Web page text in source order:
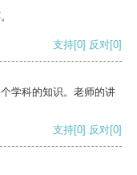
支持[0] 反对[0]
学科的知识。老师的讲
支持[0] 反对[0]